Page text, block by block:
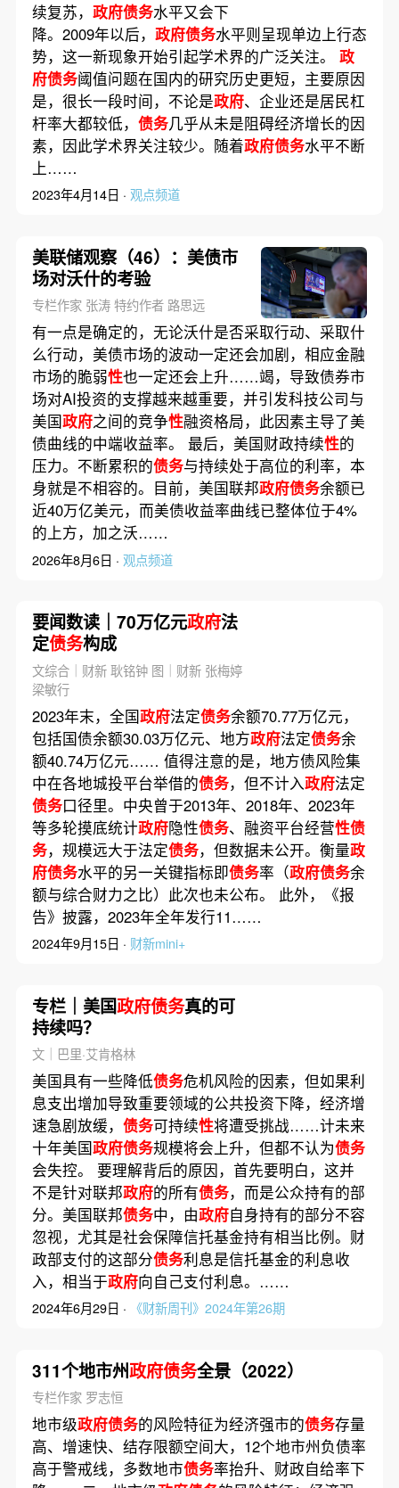
续复苏， 政府债务水平又会下
降。2009年以后， 政府债务水平则呈现单边上行态
势，这一新现象开始引起学术界的广泛关注。 政
府债务阈值问题在国内的研究历史更短，主要原因
是，很长一段时间，不论是政府、企业还是居民杠
杆率大都较低， 债务几乎从未是阻碍经济增长的因
素，因此学术界关注较少。随着政府债务水平不断
上……
2023年4月14日 · 观点频道
美联储观察（46）：美债市
场对沃什的考验
专栏作家 张涛 特约作者 路思远
有一点是确定的，无论沃什是否采取行动、采取什
么行动，美债市场的波动一定还会加剧，相应金融
市场的脆弱性也一定还会上升……竭，导致债券市
场对AI投资的支撑越来越重要，并引发科技公司与
美国政府之间的竞争性融资格局，此因素主导了美
债曲线的中端收益率。 最后，美国财政持续性的
压力。不断累积的债务与持续处于高位的利率，本
身就是不相容的。目前，美国联邦政府债务余额已
近40万亿美元，而美债收益率曲线已整体位于4%
的上方，加之沃……
2026年8月6日 · 观点频道
要闻数读｜70万亿元政府法
定债务构成
文综合｜财新 耿铭钟 图｜财新 张梅婷
梁敏行
2023年末，全国政府法定债务余额70.77万亿元，
包括国债余额30.03万亿元、地方政府法定债务余
额40.74万亿元…… 值得注意的是，地方债风险集
中在各地城投平台举借的债务，但不计入政府法定
债务口径里。中央曾于2013年、2018年、2023年
等多轮摸底统计政府隐性债务、融资平台经营性债
务，规模远大于法定债务，但数据未公开。衡量政
府债务水平的另一关键指标即债务率（政府债务余
额与综合财力之比）此次也未公布。 此外，《报
告》披露，2023年全年发行11……
2024年9月15日 · 财新mini+
专栏｜美国政府债务真的可
持续吗？
文｜巴里·艾肯格林
美国具有一些降低债务危机风险的因素，但如果利
息支出增加导致重要领域的公共投资下降，经济增
速急剧放缓， 债务可持续性将遭受挑战……计未来
十年美国政府债务规模将会上升，但都不认为债务
会失控。 要理解背后的原因，首先要明白，这并
不是针对联邦政府的所有债务，而是公众持有的部
分。美国联邦债务中，由政府自身持有的部分不容
忽视，尤其是社会保障信托基金持有相当比例。财
政部支付的这部分债务利息是信托基金的利息收
入，相当于政府向自己支付利息。……
2024年6月29日 · 《财新周刊》2024年第26期
311个地市州政府债务全景（2022）
专栏作家 罗志恒
地市级政府债务的风险特征为经济强市的债务存量
高、增速快、结存限额空间大，12个地市州负债率
高于警戒线，多数地市债务率抬升、财政自给率下